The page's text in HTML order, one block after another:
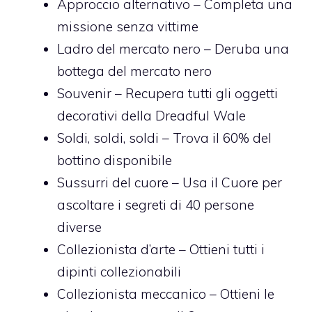
Approccio alternativo – Completa una
missione senza vittime
Ladro del mercato nero – Deruba una
bottega del mercato nero
Souvenir – Recupera tutti gli oggetti
decorativi della Dreadful Wale
Soldi, soldi, soldi – Trova il 60% del
bottino disponibile
Sussurri del cuore – Usa il Cuore per
ascoltare i segreti di 40 persone
diverse
Collezionista d’arte – Ottieni tutti i
dipinti collezionabili
Collezionista meccanico – Ottieni le